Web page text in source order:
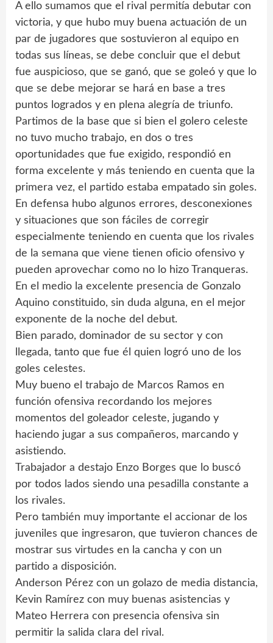
A ello sumamos que el rival permitía debutar con
victoria, y que hubo muy buena actuación de un
par de jugadores que sostuvieron al equipo en
todas sus líneas, se debe concluir que el debut
fue auspicioso, que se ganó, que se goleó y que lo
que se debe mejorar se hará en base a tres
puntos logrados y en plena alegría de triunfo.
Partimos de la base que si bien el golero celeste
no tuvo mucho trabajo, en dos o tres
oportunidades que fue exigido, respondió en
forma excelente y más teniendo en cuenta que la
primera vez, el partido estaba empatado sin goles.
En defensa hubo algunos errores, desconexiones
y situaciones que son fáciles de corregir
especialmente teniendo en cuenta que los rivales
de la semana que viene tienen oficio ofensivo y
pueden aprovechar como no lo hizo Tranqueras.
En el medio la excelente presencia de Gonzalo
Aquino constituido, sin duda alguna, en el mejor
exponente de la noche del debut.
Bien parado, dominador de su sector y con
llegada, tanto que fue él quien logró uno de los
goles celestes.
Muy bueno el trabajo de Marcos Ramos en
función ofensiva recordando los mejores
momentos del goleador celeste, jugando y
haciendo jugar a sus compañeros, marcando y
asistiendo.
Trabajador a destajo Enzo Borges que lo buscó
por todos lados siendo una pesadilla constante a
los rivales.
Pero también muy importante el accionar de los
juveniles que ingresaron, que tuvieron chances de
mostrar sus virtudes en la cancha y con un
partido a disposición.
Anderson Pérez con un golazo de media distancia,
Kevin Ramírez con muy buenas asistencias y
Mateo Herrera con presencia ofensiva sin
permitir la salida clara del rival.